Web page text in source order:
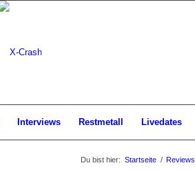
Interviews Restmetall Livedates
Du bist hier: Startseite / Reviews